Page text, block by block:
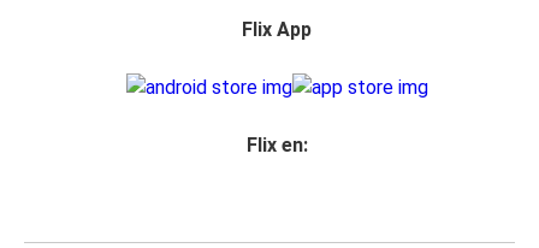
Flix App
Flix en: